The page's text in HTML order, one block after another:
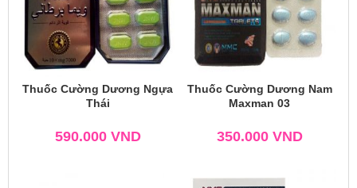
Thuốc Cường Dương Ngựa
Thái
590.000 VND
Thuốc Cường Dương Nam
Maxman 03
350.000 VND